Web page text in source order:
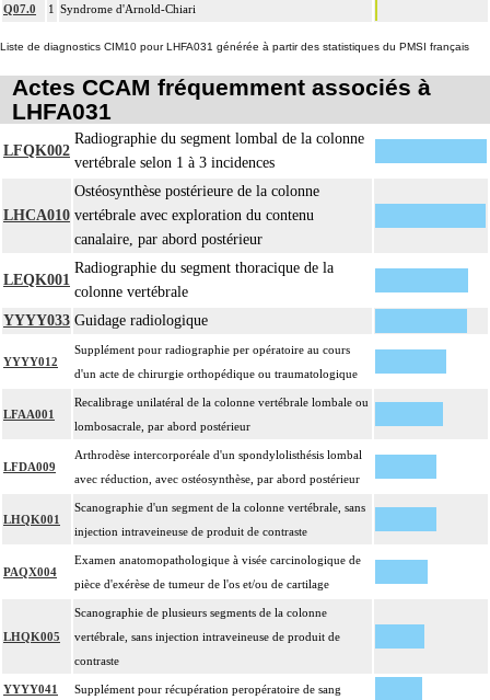
Q07.0 1 Syndrome d'Arnold-Chiari
Liste de diagnostics CIM10 pour LHFA031 générée à partir des statistiques du PMSI français
Actes CCAM fréquemment associés à
LHFA031
LFQK002
Radiographie du segment lombal de la colonne
vertébrale selon 1 à 3 incidences
LHCA010
Ostéosynthèse postérieure de la colonne
vertébrale avec exploration du contenu
canalaire, par abord postérieur
LEQK001
Radiographie du segment thoracique de la
colonne vertébrale
YYYY033 Guidage radiologique
YYYY012
Supplément pour radiographie per opératoire au cours
d'un acte de chirurgie orthopédique ou traumatologique
LFAA001
Recalibrage unilatéral de la colonne vertébrale lombale ou
lombosacrale, par abord postérieur
LFDA009
Arthrodèse intercorporéale d'un spondylolisthésis lombal
avec réduction, avec ostéosynthèse, par abord postérieur
LHQK001
Scanographie d'un segment de la colonne vertébrale, sans
injection intraveineuse de produit de contraste
PAQX004
Examen anatomopathologique à visée carcinologique de
pièce d'exérèse de tumeur de l'os et/ou de cartilage
LHQK005
Scanographie de plusieurs segments de la colonne
vertébrale, sans injection intraveineuse de produit de
contraste
YYYY041 Supplément pour récupération peropératoire de sang